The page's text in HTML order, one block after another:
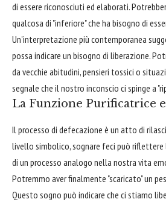
di essere riconosciuti ed elaborati.
qualcosa di "inferiore" che ha bisogno di
Un'interpretazione più contemporanea
possa indicare un bisogno di liberazione.
da vecchie abitudini, pensieri tossici o
segnale che il nostro inconscio ci spinge a
La Funzione Purificatrice
Il processo di defecazione è un atto di
livello simbolico, sognare feci può riflettere
di un processo analogo nella nostra vita
Potremmo aver finalmente "scaricato" un
Questo sogno può indicare che ci stiamo